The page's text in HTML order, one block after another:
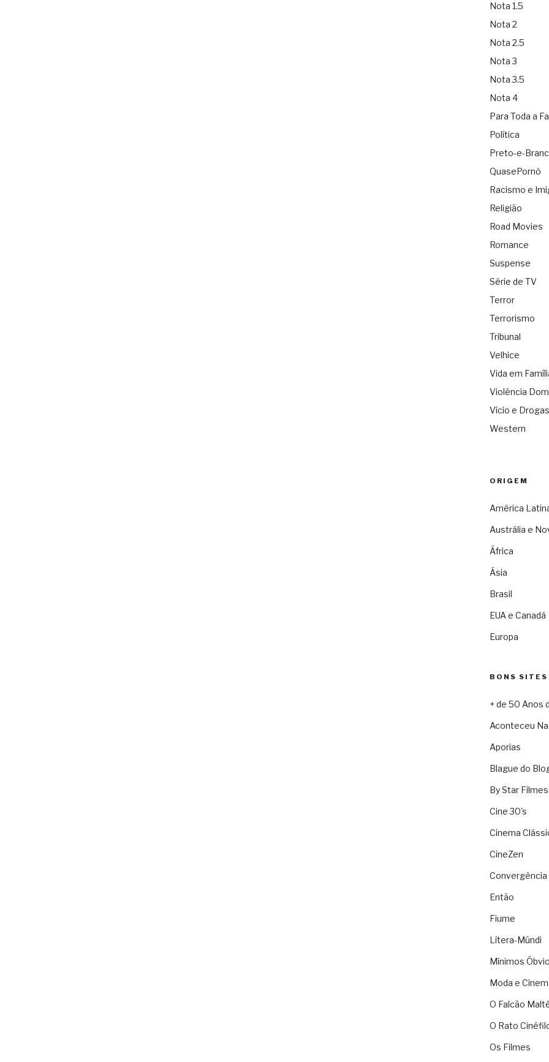
Nota 1.5
Nota 2
Nota 2.5
Nota 3
Nota 3.5
Nota 4
Para Toda a
Política
Preto-e-
QuasePornô
Racismo e
Religião
Road Movies
Romance
Suspense
Série de TV
Terror
Terrorismo
Tribunal
Velhice
Vida em
Violência
Vício e Drogas
Western
ORIGEM
América
Austrália e
África
Ásia
Brasil
EUA e Canadá
Europa
BONS SITES
+ de 50 Anos
Aconteceu
Aporias
Blague do
By Star Filmes
Cine 30's
Cinema
CineZen
Convergência
Então
Fiume
Lítera-Múndi
Mínimos
Moda e
O Falcão
O Rato
Os Filmes